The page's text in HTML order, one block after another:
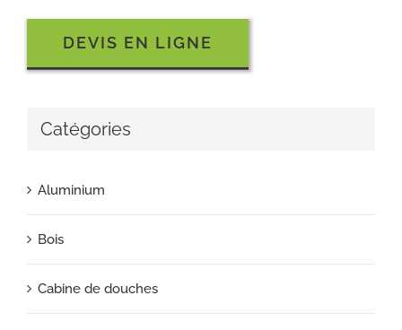
DEVIS EN LIGNE
Catégories
Aluminium
Bois
Cabine de douches